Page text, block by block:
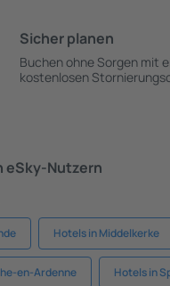
Sicher planen
Buchen ohne Sorgen mit
kostenlosen
eSky-Nutzern
Hotels in Middelkerke
en-Ardenne Hotels in